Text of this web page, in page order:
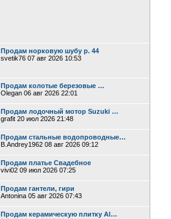
Продам норковую шубу р. 44
svetik76 07 авг 2026 10:53
Продам колотые березовые …
Olegan 06 авг 2026 22:01
Продам лодочный мотор Suzuki …
grafit 20 июл 2026 21:48
Продам стальные водопроводные…
B.Andrey1962 08 авг 2026 09:12
Продам платье Свадебное
vivi02 09 июл 2026 07:25
Продам гантели, гири
Antonina 05 авг 2026 07:43
Продам керамическую плитку Al…